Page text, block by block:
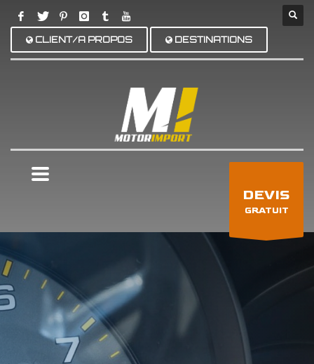
CLIENT/A PROPOS DESTINATIONS
DEVIS
GRATUIT